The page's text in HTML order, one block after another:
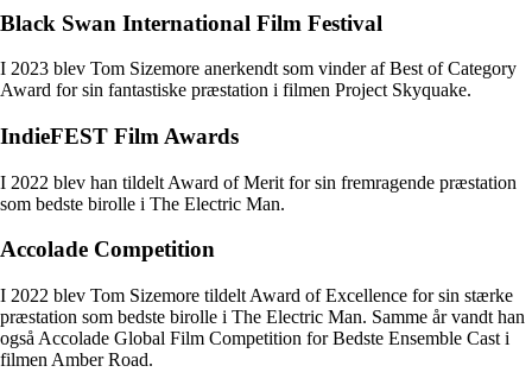
Black Swan International Film Festival
I 2023 blev Tom Sizemore anerkendt som vinder af Best of Category
Award for sin fantastiske præstation i filmen Project Skyquake.
IndieFEST Film Awards
I 2022 blev han tildelt Award of Merit for sin fremragende præstation
som bedste birolle i The Electric Man.
Accolade Competition
I 2022 blev Tom Sizemore tildelt Award of Excellence for sin stærke
præstation som bedste birolle i The Electric Man. Samme år vandt han
også Accolade Global Film Competition for Bedste Ensemble Cast i
filmen Amber Road.